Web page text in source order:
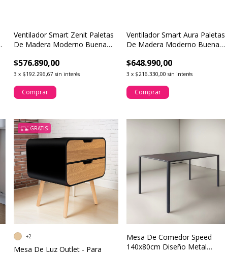
Ventilador Smart Zenit Paletas
De Madera Moderno Buena
$576.890,00
3 x $192.296,67 sin interés
Comprar
Ventilador Smart Aura Paletas
De Madera Moderno Buena
$648.990,00
3 x $216.330,00 sin interés
Comprar
GRATIS
Mesa De Luz Outlet - Para
+2
Mesa De Comedor Speed
140x80cm Diseño Metal